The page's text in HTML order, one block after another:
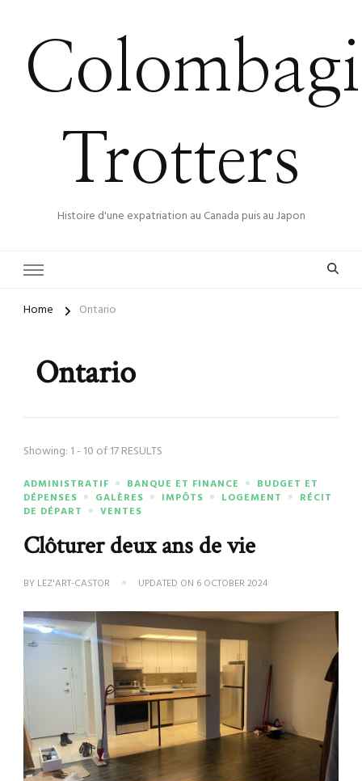
Trotters
Histoire d'une expatriation au Canada puis au Japon
Home Ontario
Ontario
Showing: 1 - 10 of 17 RESULTS
ADMINISTRATIF BANQUE ET FINANCE
BUDGET ET
DÉPENSES
GALÈRES IMPÔTS LOGEMENT
RÉCIT
DE DÉPART
VENTES
Clôturer deux ans de vie
BY LEZ'ART-CASTOR UPDATED ON 6 OCTOBER 2024